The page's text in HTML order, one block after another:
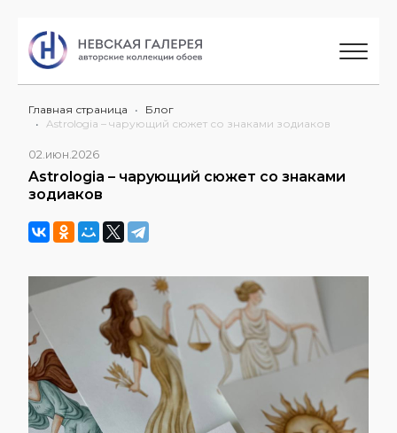
Главная страница
Блог
Astrologia – чарующий сюжет со знаками зодиаков
02.июн.2026
Astrologia – чарующий сюжет со знаками
зодиаков